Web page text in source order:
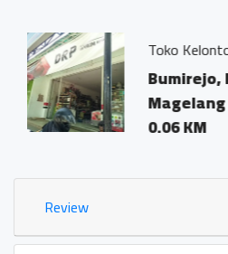
Kelontong Run Jaya
Mungkid,
KM
Review